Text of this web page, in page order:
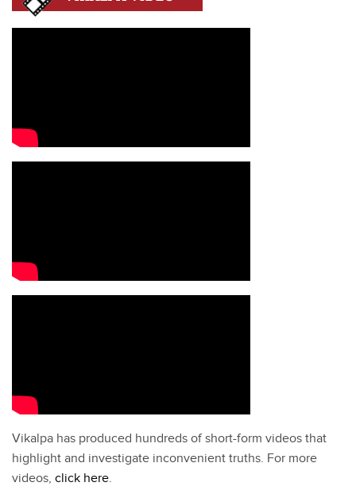
Vikalpa has produced hundreds of short-form videos that
highlight and investigate inconvenient truths. For more
videos, click here.